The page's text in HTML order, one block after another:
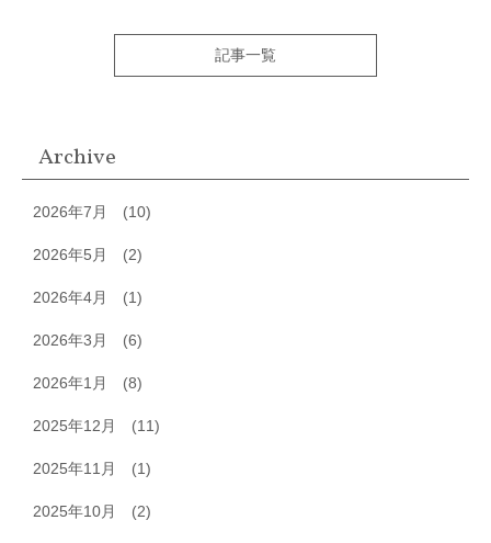
記事一覧
Archive
2026年7月 (10)
2026年5月 (2)
2026年4月 (1)
2026年3月 (6)
2026年1月 (8)
2025年12月 (11)
2025年11月 (1)
2025年10月 (2)